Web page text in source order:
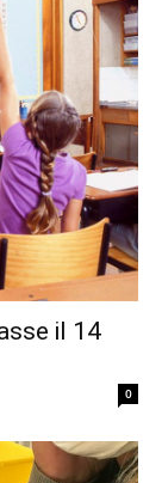
il 14
0